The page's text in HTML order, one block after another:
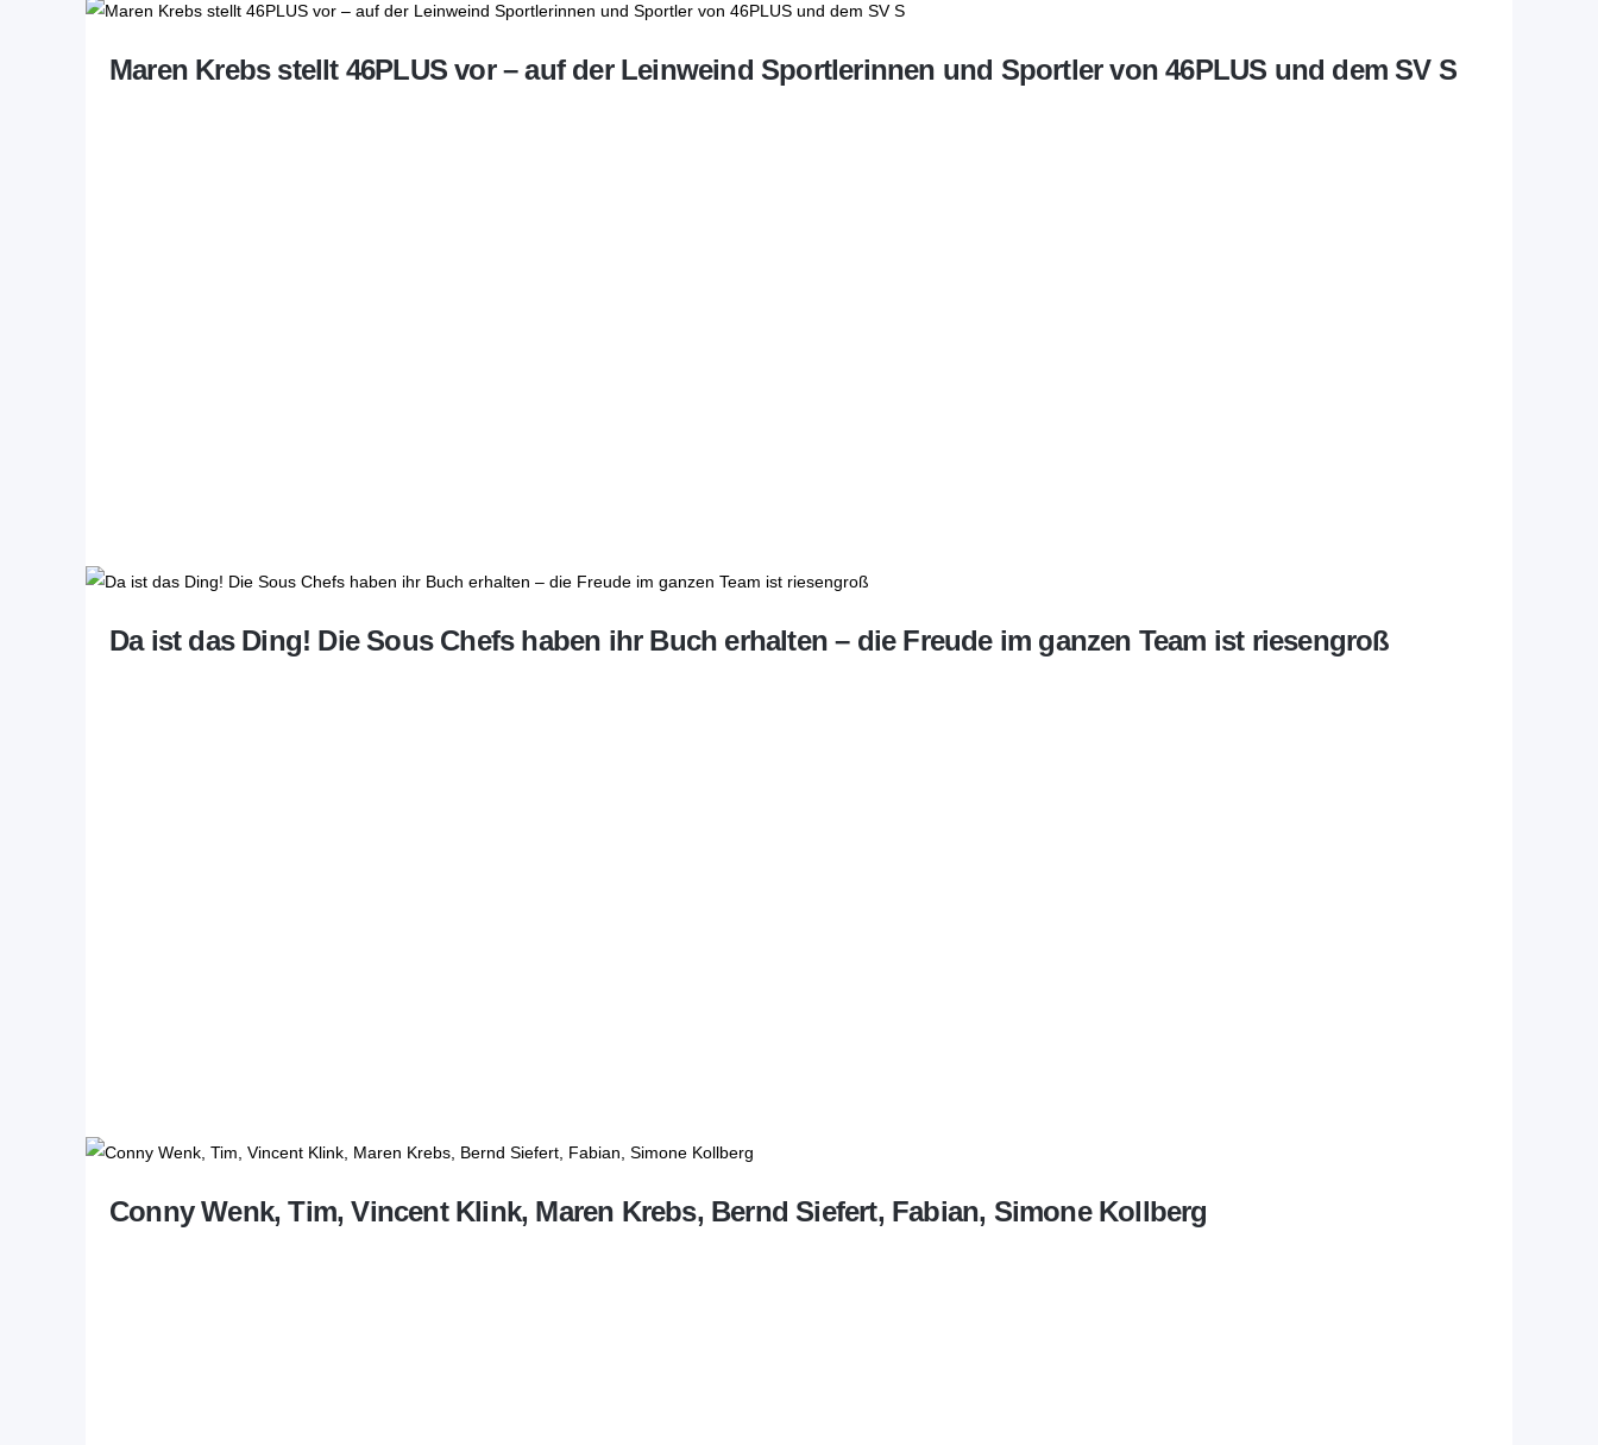
Maren Krebs stellt 46PLUS vor – auf der Leinweind Sportlerinnen und Sportler von 46PLUS und dem SV S
Da ist das Ding! Die Sous Chefs haben ihr Buch erhalten – die Freude im ganzen Team ist riesengroß
Conny Wenk, Tim, Vincent Klink, Maren Krebs, Bernd Siefert, Fabian, Simone Kollberg